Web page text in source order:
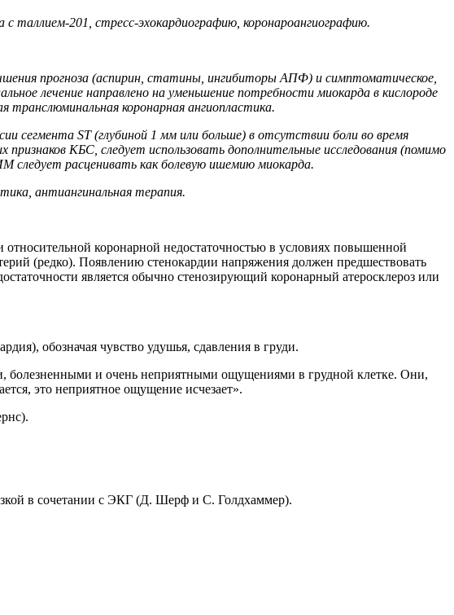
таллием-201, стресс-эхокардиографию, коронароангиографию.
прогноза (аспирин, статины, ингибиторы АПФ) и симптоматическое,
лечение направлено на уменьшение потребности миокарда в кислороде
транслюминальная коронарная ангиопластика.
сегмента ST (глубиной 1 мм или больше) в отсутствии боли во время
КБС, следует использовать дополнительные исследования (помимо
следует расценивать как болевую ишемию миокарда.
антиангинальная терапия.
относительной коронарной недостаточностью в условиях повышенной
(редко). Появлению стенокардии напряжения должен предшествовать
является обычно стенозирующий коронарный атеросклероз или
обозначая чувство удушья, сдавления в груди.
болезненными и очень неприятными ощущениями в грудной клетке. Они,
это неприятное ощущение исчезает».
в сочетании с ЭКГ (Д. Шерф и С. Голдхаммер).